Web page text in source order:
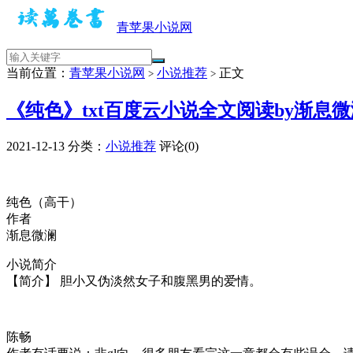
青苹果小说网
当前位置： 青苹果小说网 > 小说推荐 > 正文
《纯色》txt百度云小说全文阅读by渐息
2021-12-13 分类： 小说推荐 评论(0)
纯色（高干）
作者
渐息微澜
小说简介
【简介】 胆小又伪淡然女子和腹黑男的爱情。
陈畅